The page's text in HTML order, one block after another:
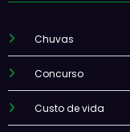
Chuvas
Concurso
Custo de vida